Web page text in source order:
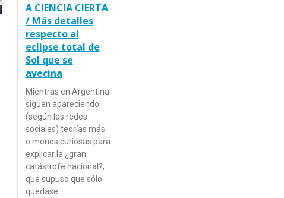
A CIENCIA CIERTA
/ Más detalles
respecto al
eclipse total de
Sol que se
avecina
Mientras en Argentina
siguen apareciendo
(según las redes
sociales) teorías más
o menos curiosas para
explicar la ¿gran
catástrofe nacional?,
que supuso que sólo
quedase…